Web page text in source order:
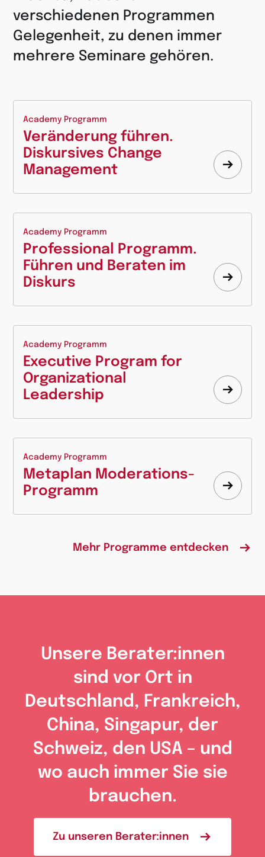
verschiedenen Programmen
Gelegenheit, zu denen immer
mehrere Seminare gehören.
Academy Programm
Veränderung führen.
Diskursives Change
Management
Mehr
Academy Programm
Professional Programm.
Führen und Beraten im
Diskurs
Mehr
Academy Programm
Executive Program for
Organizational
Leadership
Mehr
Academy Programm
Metaplan Moderations-
Programm
Mehr
Mehr Programme entdecken
Unsere Berater:innen
sind vor Ort in
Deutschland, Frankreich,
China, Singapur, der
Schweiz, den USA – und
wo auch immer Sie sie
brauchen.
Zu unseren Berater:innen